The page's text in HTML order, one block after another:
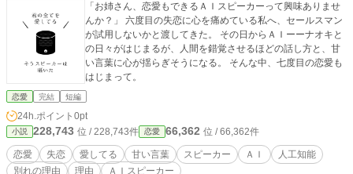
「お姉さん、恋愛もできるＡＩスピーカーって興味ありませ
んか？」 六度目の失恋に心を痛めている私へ、セールスマン
が試用しないかと渡してきた。 その日からＡＩーーナオキと
の日々がはじまるが、人間を錯覚させるほどの話し方と、甘
い言葉に心が揺らぎそうになる。 そんな中、七度目の恋愛も
はじまって。
恋愛 完結 短編
24h.ポイント 0pt
小説 228,743 位 / 228,743件 恋愛 66,362 位 / 66,362件
恋愛 失恋 愛してる 甘い言葉 スピーカー ＡＩ
人工知能
別れの理由
理由 ＡＩスピーカー